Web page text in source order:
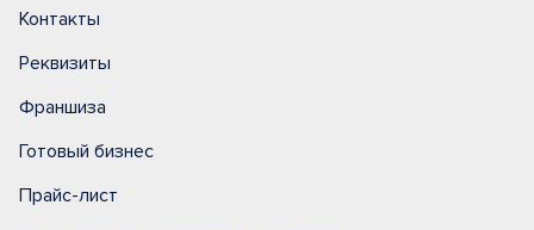
Контакты
Реквизиты
Франшиза
Готовый бизнес
Прайс-лист